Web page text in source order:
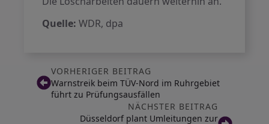
Quelle: WDR, dpa
VORHERIGER BEITRAG
Warnstreik beim TÜV-Nord im Ruhrgebiet
führt zu Prüfungsausfällen
NÄCHSTER BEITRAG
Düsseldorf plant Umleitungen zur